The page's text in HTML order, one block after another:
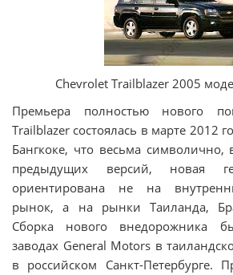
Chevrolet Trailblazer 2005
Премьера полностью нового
Trailblazer состоялась в марте 2012
Бангкоке, что весьма символично,
предыдущих версий, новая
ориентирована не на
рынок, а на рынки Таиланда,
Сборка нового внедорожника
заводах General Motors в
в российском Санкт-Петербурге.